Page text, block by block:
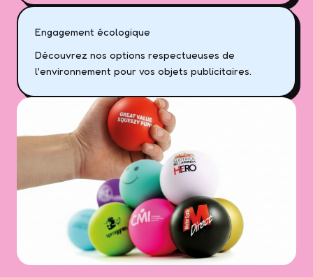
Engagement écologique
Découvrez nos options respectueuses de
l'environnement pour vos objets publicitaires.